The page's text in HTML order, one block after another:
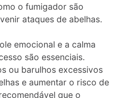
o fumigador são
ataques de abelhas.
emocional e a calma
são essenciais.
ou barulhos excessivos
e aumentar o risco de
que o